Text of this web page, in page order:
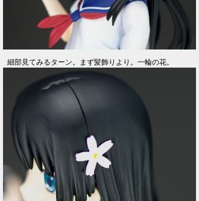
細部見てみるターン。まず髪飾りより。一輪の花。